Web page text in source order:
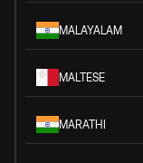
MALAYALAM
MALTESE
MARATHI